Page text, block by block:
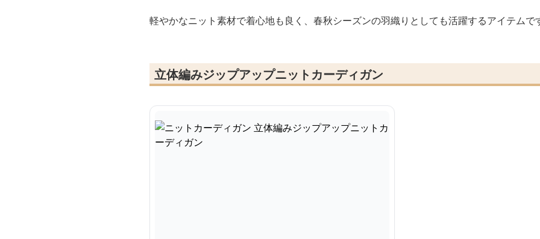
軽やかなニット素材で着心地も良く、春秋シーズンの羽織りとしても活躍するアイテムで
立体編みジップアップニットカーディガン